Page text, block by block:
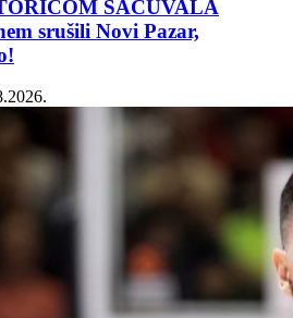
SAČUVALA
srušili Novi Pazar,